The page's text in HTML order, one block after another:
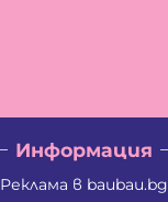
Информация
Реклама в baubau.bg